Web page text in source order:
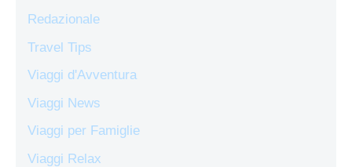
Redazionale
Travel Tips
Viaggi d'Avventura
Viaggi News
Viaggi per Famiglie
Viaggi Relax